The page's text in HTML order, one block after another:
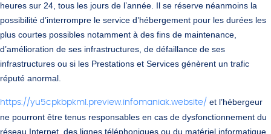
heures sur 24, tous les jours de l’année. Il se réserve néanmoins la
possibilité d’interrompre le service d’hébergement pour les durées les
plus courtes possibles notamment à des fins de maintenance,
d’amélioration de ses infrastructures, de défaillance de ses
infrastructures ou si les Prestations et Services génèrent un trafic
réputé anormal.
https://yu5cpkbpkml.preview.infomaniak.website/ et l’hébergeur
ne pourront être tenus responsables en cas de dysfonctionnement du
réseau Internet, des lignes téléphoniques ou du matériel informatique